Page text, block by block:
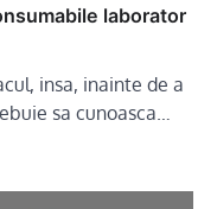
laborator
insa, inainte de a
sa cunoasca…